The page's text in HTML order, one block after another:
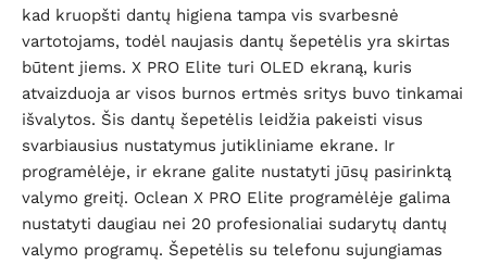
kad kruopšti dantų higiena tampa vis svarbesnė
vartotojams, todėl naujasis dantų šepetėlis yra skirtas
būtent jiems. X PRO Elite turi OLED ekraną, kuris
atvaizduoja ar visos burnos ertmės sritys buvo tinkamai
išvalytos. Šis dantų šepetėlis leidžia pakeisti visus
svarbiausius nustatymus jutikliniame ekrane. Ir
programėlėje, ir ekrane galite nustatyti jūsų pasirinktą
valymo greitį. Oclean X PRO Elite programėlėje galima
nustatyti daugiau nei 20 profesionaliai sudarytų dantų
valymo programų. Šepetėlis su telefonu sujungiamas